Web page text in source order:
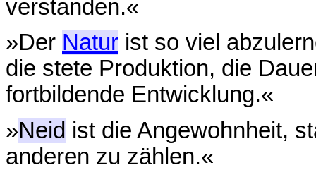
verstanden.«
»Der Natur ist so viel
die stete Produktion, die
fortbildende Entwicklung.«
»Neid ist die Angewohnheit,
anderen zu zählen.«